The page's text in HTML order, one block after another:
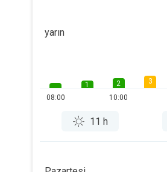
yarın
08:00
1
2
10:00
3
11 h